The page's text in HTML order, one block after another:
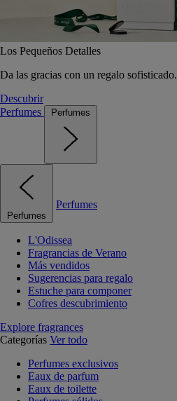
Los Pequeños Detalles
Da las gracias con un regalo sofisticado.
Descubrir
Perfumes
Perfumes
Perfumes
Perfumes
L'Odissea
Fragrancias de Verano
Más vendidos
Sugerencias para regalo
Estuche para componer
Cofres descubrimiento
Explore fragrances
Categorías Ver todo
Perfumes exclusivos
Eaux de parfum
Eaux de toilette